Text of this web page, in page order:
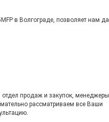
в Волгограде, позволяет нам
продаж и закупок,
рассматриваем все Ваши